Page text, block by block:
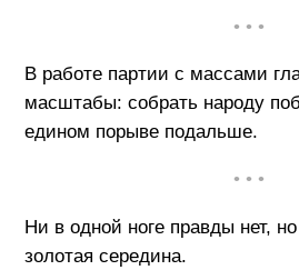
• • •
В работе партии с массами
масштабы: собрать народу
едином порыве подальше.
• • •
Ни в одной ноге правды нет,
золотая середина.